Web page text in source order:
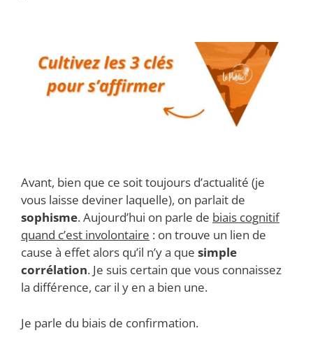
Avant, bien que ce soit toujours d’actualité (je
vous laisse deviner laquelle), on parlait de
sophisme. Aujourd’hui on parle de biais cognitif
quand c’est involontaire : on trouve un lien de
cause à effet alors qu’il n’y a que simple
corrélation. Je suis certain que vous connaissez
la différence, car il y en a bien une.
Je parle du biais de confirmation.